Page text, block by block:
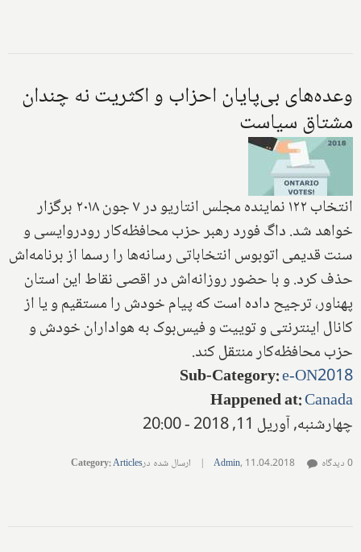
وعده‌های بی‌پایان احزاب و اکثریت نه چندان
مشتاق سیاست
انتخاب ۱۲۲ نماینده مجلس انتاریو در ۷ جون ۲۰۱۸ برگزار
خواهد شد.‌ داگ فورد رهبر حزب محافظه‌کار رودروایسی و
سنت قدیمی اتوبوس انتخاباتی رسانه‌ها را رسما از برنامه‌اش
حذف کرد‌.‌ و با حضور روزانه‌اش در اقصی نقاط این استان
پهناور‌، ترجیح داده است که پیام خودش را مستقیم و یا از
کانال اینترنتی و توییت و فیس‌بوک‌ به هواداران خودش و
حزب محافظه‌کار منتقل کند‌.
Sub-Category:e-ON2018
Happened at:Canada
چهارشنبه, آوریل 11, 2018 - 20:00
Admin, 11.04.2018
| ارسال شده در Category:Articles 0 دیدگاه